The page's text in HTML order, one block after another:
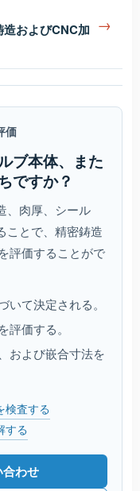
およびCNC加 →
価
ブ本体、また
ですか？
、肉厚、シール
ことで、精密鋳造
評価することがで
て決定される。
価する。
および嵌合寸法を
検査する
する
わせ